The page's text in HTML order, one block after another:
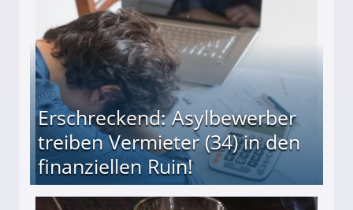
Erschreckend: Asylbewerber
treiben Vermieter (34) in den
finanziellen Ruin!